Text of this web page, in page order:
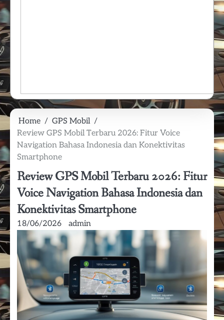
Home
GPS Mobil
Review GPS Mobil Terbaru 2026: Fitur Voice
Navigation Bahasa Indonesia dan Konektivitas
Smartphone
Review GPS Mobil Terbaru 2026: Fitur
Voice Navigation Bahasa Indonesia dan
Konektivitas Smartphone
18/06/2026 admin